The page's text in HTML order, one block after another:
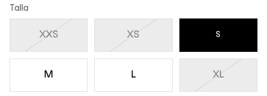
Talla
L
M
S
XL
XS
XXS